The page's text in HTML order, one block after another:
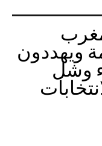
ويهددون
وشل